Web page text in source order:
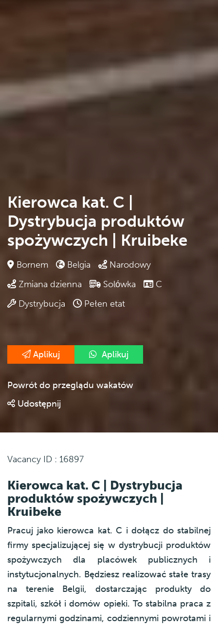
Kierowca kat. C |
Dystrybucja produktów
spożywczych | Kruibeke
Bornem Belgia
Narodowy
Zmiana dzienna
Solόwka
C
Dystrybucja
Pełen etat
Aplikuj Aplikuj
Powrót do przeglądu wakatów
Udostępnij
Vacancy ID : 16897
Kierowca kat. C | Dystrybucja
produktów spożywczych |
Kruibeke
Pracuj jako kierowca kat. C i dołącz do stabilnej
firmy specjalizującej się w dystrybucji produktów
spożywczych dla placówek publicznych i
instytucjonalnych. Będziesz realizować stałe trasy
na terenie Belgii, dostarczając produkty do
szpitali, szkół i domów opieki. To stabilna praca z
regularnymi godzinami, codziennymi powrotami i